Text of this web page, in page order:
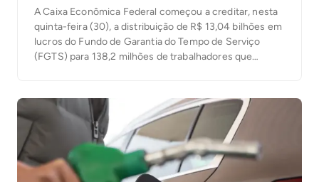
A Caixa Econômica Federal começou a creditar, nesta
quinta-feira (30), a distribuição de R$ 13,04 bilhões em
lucros do Fundo de Garantia do Tempo de Serviço
(FGTS) para 138,2 milhões de trabalhadores que
registrado pelo FGTS no […]